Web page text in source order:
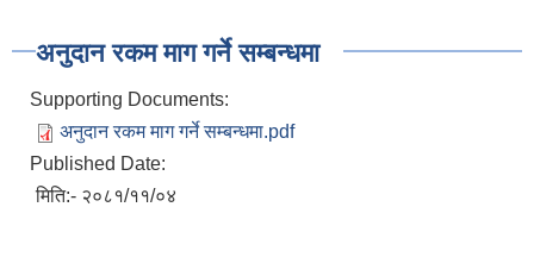
अनुदान रकम माग गर्ने सम्बन्धमा
Supporting Documents:
अनुदान रकम माग गर्ने सम्बन्धमा.pdf
Published Date:
मिति:- २०८१/११/०४